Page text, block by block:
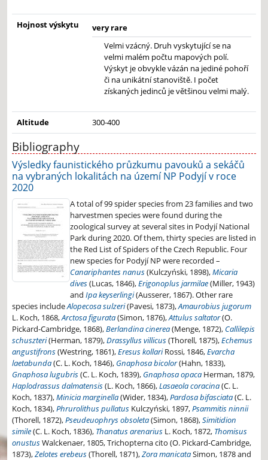
Hojnost výskytu
very rare
Velmi vzácný. Druh vyskytující se na
velmi malém počtu mapových polí.
Výskyt je obvykle vázán na jediné pohoří
či na unikátní stanoviště. I počet
získaných jedinců je většinou velmi malý.
Altitude 300-400
Bibliography
Výsledky faunistického průzkumu pavouků a sekáčů
na vybraných lokalitách na území NP Podyjí v roce
2020
A total of 99 spider species from 23 families and two
harvestmen species were found during the
zoological survey at several sites in Podyjí National
Park during 2020. Of them, thirty species are listed in
the Red List of Spiders of the Czech Republic. Four
new species for Podyjí NP were recorded –
Canariphantes nanus(Kulczyński, 1898),Micaria
dives(Lucas, 1846),Erigonoplus jarmilae(Miller, 1943)
and Ipa keyserlingi(Ausserer, 1867). Other rare
species includeAlopecosa sulzeri(Pavesi, 1873),Amaurobius jugorum
L. Koch, 1868,Arctosa figurata(Simon, 1876),Attulus saltator(O.
Pickard-Cambridge, 1868),Berlandina cinerea(Menge, 1872), Callilepis
schuszteri(Herman, 1879),Drassyllus villicus(Thorell, 1875),Echemus
angustifrons(Westring, 1861),Eresus kollariRossi, 1846,Evarcha
laetabunda(C. L. Koch, 1846), Gnaphosa bicolor(Hahn, 1833),
Gnaphosa lugubris(C. L. Koch, 1839), Gnaphosa opaca Herman, 1879,
Haplodrassus dalmatensis(L. Koch, 1866),Lasaeola coracina(C. L.
Koch, 1837),Minicia marginella(Wider, 1834),Pardosa bifasciata(C. L.
Koch, 1834),Phrurolithus pullatus Kulczyński, 1897,Psammitis ninnii
(Thorell, 1872),Pseudeuophrys obsoleta(Simon, 1868),Simitidion
simile(C. L. Koch, 1836), Thanatus arenarius L. Koch, 1872, Thomisus
onustusWalckenaer, 1805, Trichopterna cito (O. Pickard-Cambridge,
1873),Zelotes erebeus(Thorell, 1871),Zora manicataSimon, 1878 and